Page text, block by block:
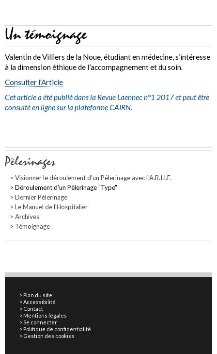
Un témoignage
Valentin de Villiers de la Noue, étudiant en médecine, s’intéresse
à la dimension éthique de l’accompagnement et du soin.
Consulter l'Article
Cet article a été publié dans la Revue Laennec n°1 2017 et peut être
consulté en ligne sur la plateforme CAIRN.
Navigation
Pèlerinages
Visionner le déroulement d'un Pèlerinage avec L'A.B.I.I.F.
Déroulement d'un Pèlerinage "Type"
Dernier Pèlerinage
Le Manuel de l'Hospitalier
Archives
Témoignage
Plan du site
Accessibilité
Contact
Mentions légales
Se connecter
Politique de confidentialité
Gestion des cookies